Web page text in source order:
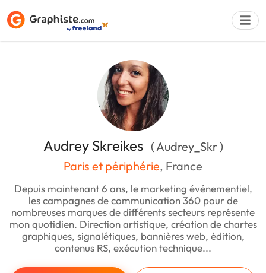
Audrey Skreikes ( Audrey_Skr )
Paris et périphérie, France
Depuis maintenant 6 ans, le marketing événementiel,
les campagnes de communication 360 pour de
nombreuses marques de différents secteurs représente
mon quotidien. Direction artistique, création de chartes
graphiques, signalétiques, bannières web, édition,
contenus RS, exécution technique...